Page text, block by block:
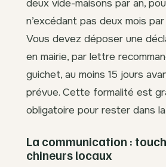
deux vide-maisons par an,
n’excédant pas deux mois
Vous devez déposer une
en mairie, par lettre
guichet, au moins 15 jours
prévue. Cette formalité est
obligatoire pour rester dans
La communication :
chineurs locaux